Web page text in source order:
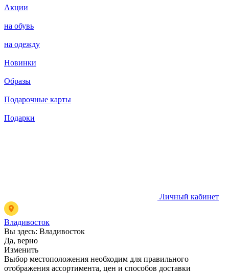
Акции
на обувь
на одежду
Новинки
Образы
Подарочные карты
Подарки
Личный кабинет
Владивосток
Вы здесь: Владивосток
Да, верно
Изменить
Выбор местоположения необходим для правильного
отображения ассортимента, цен и способов доставки